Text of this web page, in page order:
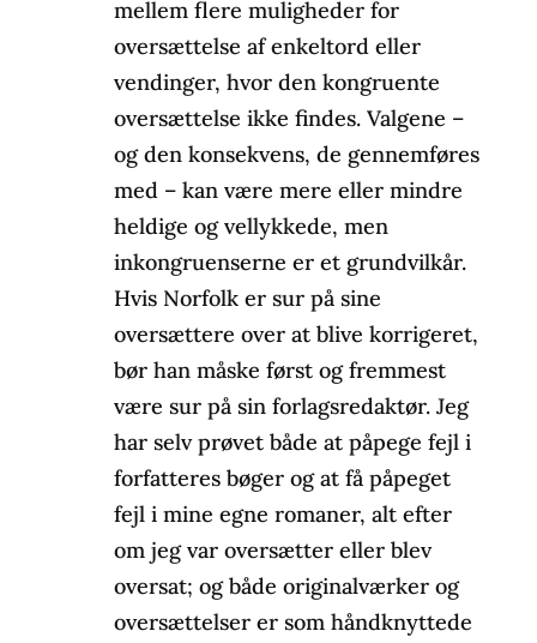
mellem flere muligheder for
oversættelse af enkeltord eller
vendinger, hvor den kongruente
oversættelse ikke findes. Valgene –
og den konsekvens, de gennemføres
med – kan være mere eller mindre
heldige og vellykkede, men
inkongruenserne er et grundvilkår.
Hvis Norfolk er sur på sine
oversættere over at blive korrigeret,
bør han måske først og fremmest
være sur på sin forlagsredaktør. Jeg
har selv prøvet både at påpege fejl i
forfatteres bøger og at få påpeget
fejl i mine egne romaner, alt efter
om jeg var oversætter eller blev
oversat; og både originalværker og
oversættelser er som håndknyttede